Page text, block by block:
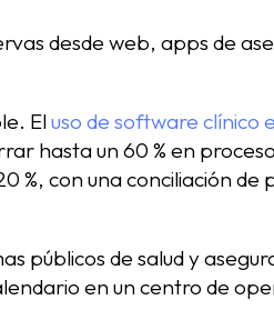
desde web, apps de
Eluso de software clínico
hasta un 60 % en
%, con una conciliación
públicos de salud y
en un centro de